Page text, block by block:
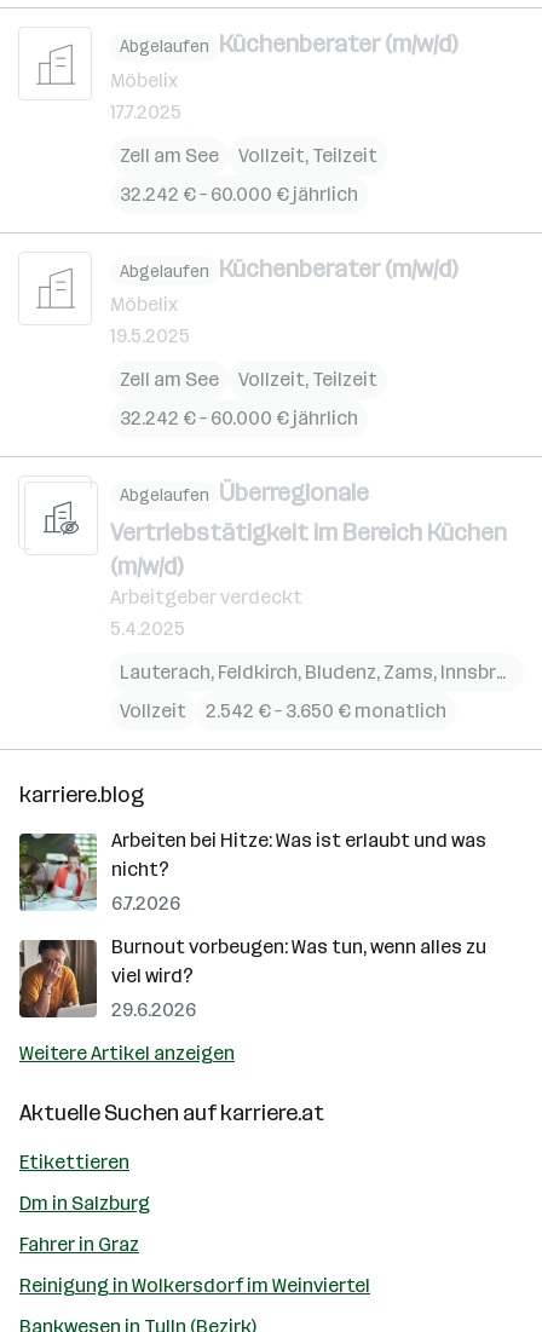
Abgelaufen Küchenberater (m/w/d)
Möbelix
17.7.2025
Zell am See
Vollzeit, Teilzeit
32.242 € – 60.000 € jährlich
Abgelaufen Küchenberater (m/w/d)
Möbelix
19.5.2025
Zell am See
Vollzeit, Teilzeit
32.242 € – 60.000 € jährlich
Abgelaufen Überregionale
Vertriebstätigkeit im Bereich Küchen
(m/w/d)
Arbeitgeber verdeckt
5.4.2025
Lauterach, Feldkirch, Bludenz, Zams, Innsbruck
Vollzeit
2.542 € – 3.650 € monatlich
karriere.blog
Arbeiten bei Hitze: Was ist erlaubt und was
nicht?
6.7.2026
Burnout vorbeugen: Was tun, wenn alles zu
viel wird?
29.6.2026
Weitere Artikel anzeigen
Aktuelle Suchen aufkarriere.at
Etikettieren
Dm in Salzburg
Fahrer in Graz
Reinigung in Wolkersdorf im Weinviertel
Bankwesen in Tulln (Bezirk)